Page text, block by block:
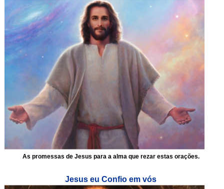
As promessas de Jesus para a alma que rezar estas orações.
Jesus eu Confio em vós